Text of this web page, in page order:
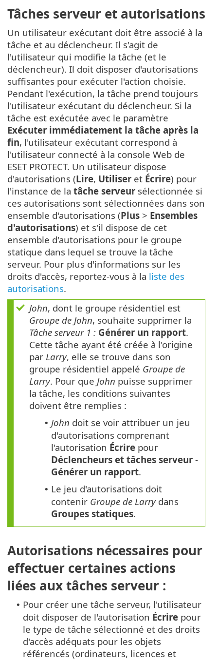
Tâches serveur et autorisations
Un utilisateur exécutant doit être associé à la
tâche et au déclencheur. Il s'agit de
l'utilisateur qui modifie la tâche (et le
déclencheur). Il doit disposer d'autorisations
suffisantes pour exécuter l'action choisie.
Pendant l'exécution, la tâche prend toujours
l'utilisateur exécutant du déclencheur. Si la
tâche est exécutée avec le paramètre
Exécuter immédiatement la tâche après la
fin, l'utilisateur exécutant correspond à
l'utilisateur connecté à la console Web de
ESET PROTECT. Un utilisateur dispose
d'autorisations (Lire, Utiliser et Écrire) pour
l'instance de la tâche serveur sélectionnée si
ces autorisations sont sélectionnées dans son
ensemble d'autorisations (Plus > Ensembles
d'autorisations) et s'il dispose de cet
ensemble d'autorisations pour le groupe
statique dans lequel se trouve la tâche
serveur. Pour plus d'informations sur les
droits d'accès, reportez-vous à la liste des
autorisations.
John, dont le groupe résidentiel est
Groupe de John, souhaite supprimer la
Tâche serveur 1 : Générer un rapport.
Cette tâche ayant été créée à l'origine
par Larry, elle se trouve dans son
groupe résidentiel appelé Groupe de
Larry. Pour que John puisse supprimer
la tâche, les conditions suivantes
doivent être remplies :
• John doit se voir attribuer un jeu
d'autorisations comprenant
l'autorisation Écrire pour
Déclencheurs et tâches serveur -
Générer un rapport.
• Le jeu d'autorisations doit
contenir Groupe de Larrydans
Groupes statiques.
Autorisations nécessaires pour
effectuer certaines actions
liées aux tâches serveur :
• Pour créer une tâche serveur, l'utilisateur
doit disposer de l'autorisation Écrire pour
le type de tâche sélectionné et des droits
d'accès adéquats pour les objets
référencés (ordinateurs, licences et